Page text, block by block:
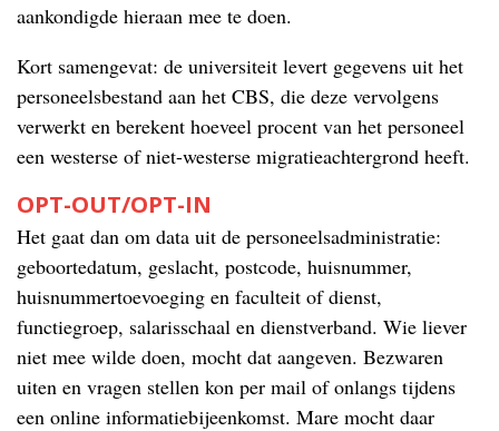
aankondigde hieraan mee te doen.
Kort samengevat: de universiteit levert gegevens uit het
personeelsbestand aan het CBS, die deze vervolgens
verwerkt en berekent hoeveel procent van het personeel
een westerse of niet-westerse migratieachtergrond heeft.
OPT-OUT/OPT-IN
Het gaat dan om data uit de personeelsadministratie:
geboortedatum, geslacht, postcode, huisnummer,
huisnummertoevoeging en faculteit of dienst,
functiegroep, salarisschaal en dienstverband. Wie liever
niet mee wilde doen, mocht dat aangeven. Bezwaren
uiten en vragen stellen kon per mail of onlangs tijdens
een online informatiebijeenkomst. Mare mocht daar